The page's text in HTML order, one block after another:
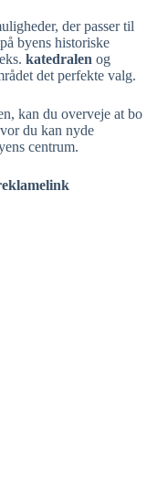
der passer til
byens historiske
katedralen og
det perfekte valg.
kan du overveje at bo
du kan nyde
centrum.